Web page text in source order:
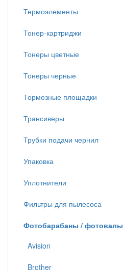
Термоэлементы
Тонер-картриджи
Тонеры цветные
Тонеры черные
Тормозные площадки
Трансиверы
Трубки подачи чернил
Упаковка
Уплотнители
Фильтры для пылесоса
Фотобарабаны / фотовалы
Avision
Brother